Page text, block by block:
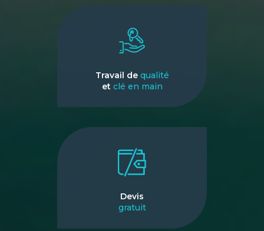
Travail de qualité
et clé en main
Devis
gratuit